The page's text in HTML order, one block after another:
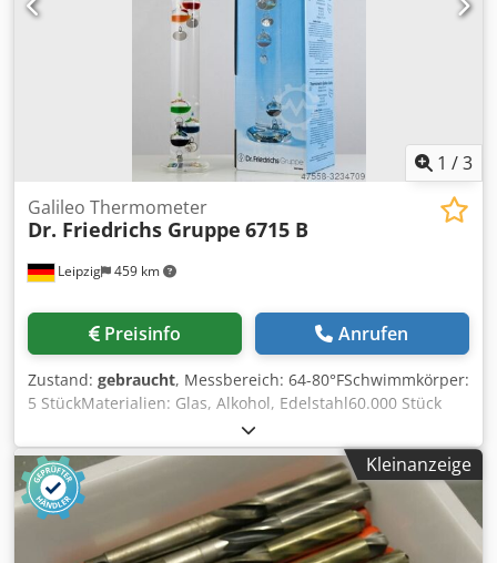
1 /3
Leipzig 459 km
Galileo Thermometer
Dr. Friedrichs Gruppe 6715 B
Preisinfo Anrufen
Zustand: gebraucht, Messbereich: 64-80°FSchwimmkörper:
5 StückMaterialien: Glas, Alkohol, Edelstahl60.000 Stück
vorhanden Dkodpfedc A Rzsx Agfor
Kleinanzeige